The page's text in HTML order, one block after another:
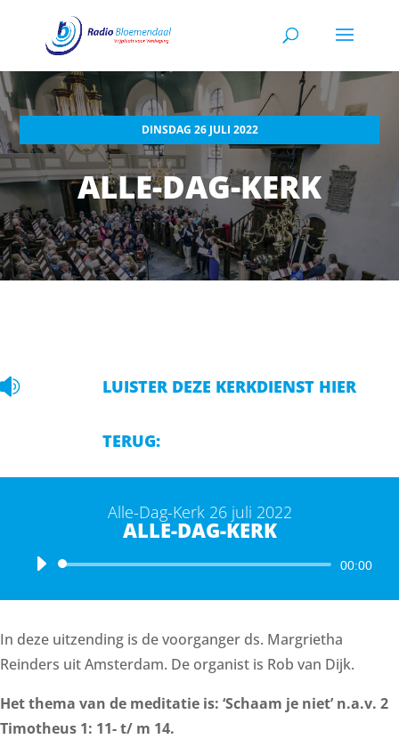
DINSDAG 26 JULI 2022
ALLE-DAG-KERK
 LUISTER DEZE KERKDIENST HIER
TERUG:
Alle-Dag-Kerk 26 juli 2022
ALLE-DAG-KERK
Audiospeler 00:00
In deze uitzending is de voorganger ds. Margrietha
Reinders uit Amsterdam. De organist is Rob van Dijk.
Het thema van de meditatie is: ‘Schaam je niet’ n.a.v. 2
Timotheus 1: 11- t/ m 14.